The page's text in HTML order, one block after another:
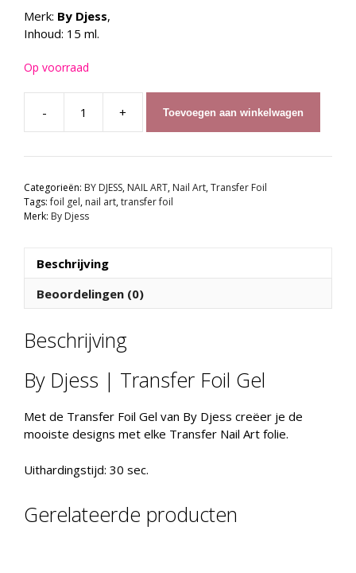
Merk: By Djess,
Inhoud: 15 ml.
Op voorraad
-
Djess
Transfer
Gel
-
+ Toevoegen aan winkelwagen
Categorieën: BY DJESS, NAIL ART, Nail Art,Transfer Foil
Tags:foil gel, nail art,transfer foil
Merk: By Djess
Beschrijving
Beoordelingen (0)
Beschrijving
By Djess | Transfer Foil Gel
Met de Transfer Foil Gel van By Djess creëer je de
mooiste designs met elke Transfer Nail Art folie.
Uithardingstijd: 30 sec.
Gerelateerde producten